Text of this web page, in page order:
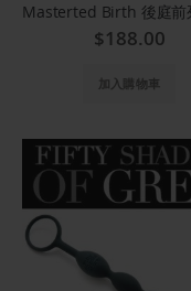
$188.00
加入購物車